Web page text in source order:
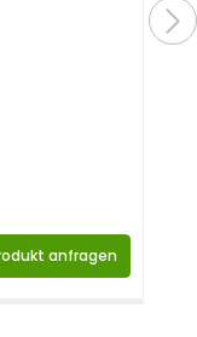
anfragen